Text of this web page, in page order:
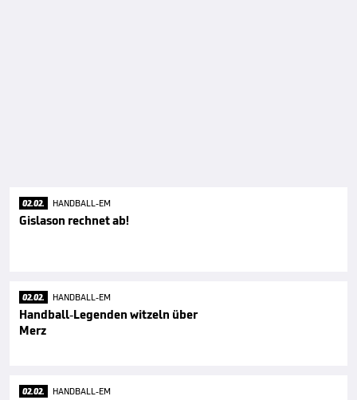
02.02. HANDBALL-EM
Gislason rechnet ab!
02.02. HANDBALL-EM
Handball-Legenden witzeln über
Merz
02.02. HANDBALL-EM